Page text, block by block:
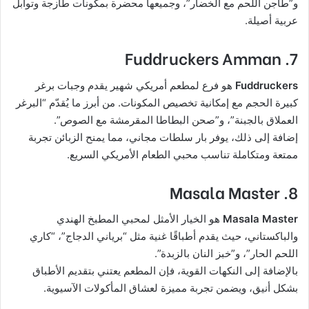
و”طاجن اللحم مع الخضار”، وجميعها محضرة بمكونات طازجة وتوابل
عربية أصيلة.
7. Fuddruckers Amman
Fuddruckers هو فرع لمطعم أمريكي شهير يقدم وجبات برغر
كبيرة الحجم مع إمكانية تخصيص المكونات. من أبرز ما يُقدّم “البرغر
العملاق بالجبنة”، و”صحن البطاطا المقرمشة مع الصوص”.
إضافة إلى ذلك، يوفر بار سلطات مجاني، مما يمنح الزبائن تجربة
ممتعة ومتكاملة تناسب محبي الطعام الأمريكي السريع.
8. Masala Master
Masala Master هو الخيار الأمثل لمحبي المطبخ الهندي
والباكستاني، حيث يقدم أطباقًا غنية مثل “برياني الدجاج”، “كاري
اللحم الحار”، و”خبز النان بالزبدة”.
بالإضافة إلى النكهات القوية، فإن المطعم يعتني بتقديم الأطباق
بشكل أنيق، ويضمن تجربة مميزة لعشاق المأكولات الآسيوية.